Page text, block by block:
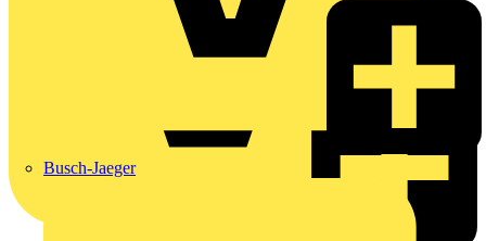
Busch-Jaeger